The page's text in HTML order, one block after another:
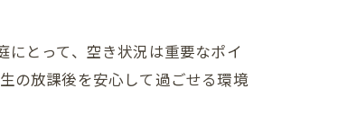
とって、空き状況は重要なポイ
の放課後を安心して過ごせる環境